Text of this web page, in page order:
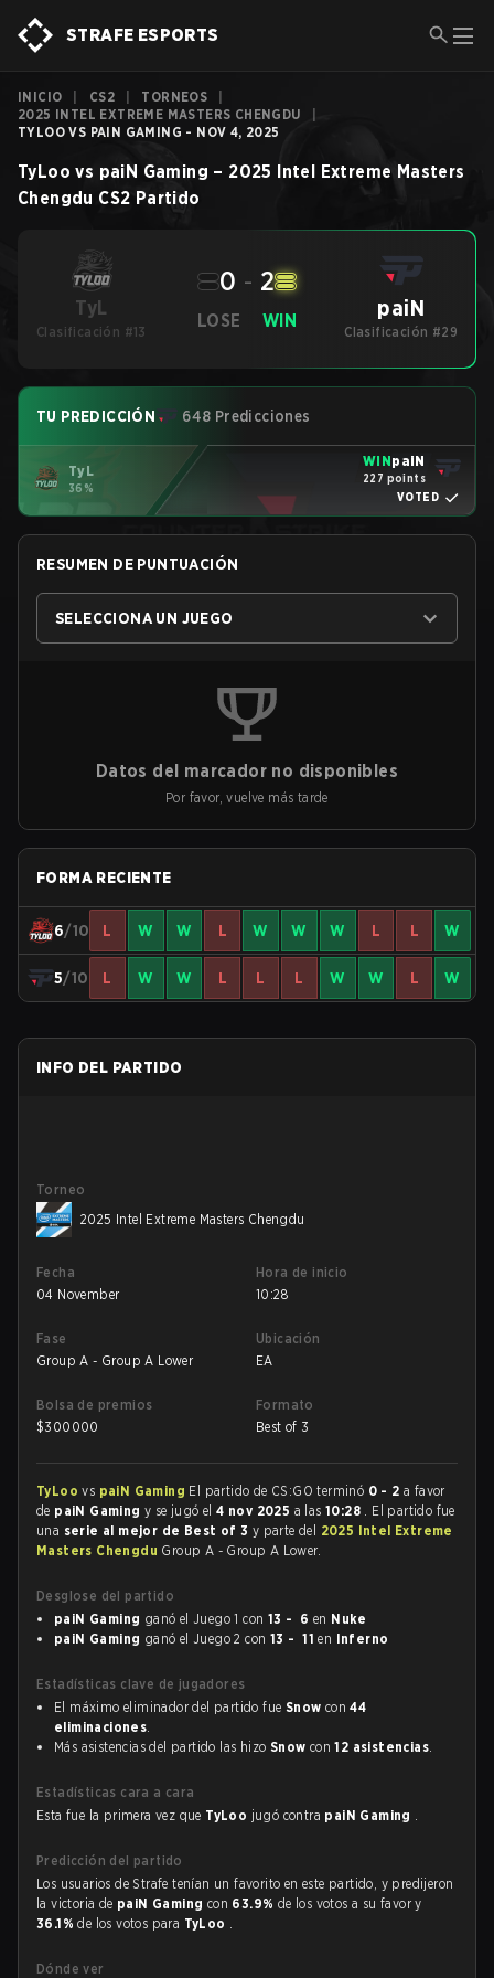
STRAFE ESPORTS
INICIO CS2 TORNEOS
2025 INTEL EXTREME MASTERS CHENGDU
TYLOO VS PAIN GAMING - NOV 4, 2025
TyLoo vs paiN Gaming – 2025 Intel Extreme Masters
Chengdu CS2 Partido
TyL
Clasificación #13
LOSE
0 - 2
WIN paiN
Clasificación #29
TU PREDICCIÓN 648 Predicciones
TyL
36%
WINpaiN
227 points
VOTED
RESUMEN DE PUNTUACIÓN
SELECCIONA UN JUEGO
Datos del marcador no disponibles
Por favor, vuelve más tarde
FORMA RECIENTE
6/10 L W W L W W W L L W
5/10 L W W L L L W W L W
INFO DEL PARTIDO
Torneo
2025 Intel Extreme Masters Chengdu
Fecha
04 November
Hora de inicio
10:28
Fase
Group A - Group A Lower
Ubicación
EA
Bolsa de premios
$300000
Formato
Best of 3
TyLoovs paiN Gaming El partido de CS:GO terminó 0 - 2 a favor
de paiN Gamingy se jugó el4 nov 2025 a las10:28 . El partido fue
una serie al mejor de Best of 3 y parte del 2025 Intel Extreme
Masters Chengdu Group A - Group A Lower.
Desglose del partido
paiN Gaming ganó el Juego 1 con 13 - 6 en Nuke
paiN Gaming ganó el Juego 2 con 13 - 11 en Inferno
Estadísticas clave de jugadores
El máximo eliminador del partido fue Snow con44
eliminaciones.
Más asistencias del partido las hizo Snow con12 asistencias.
Estadísticas cara a cara
Esta fue la primera vez que TyLoo jugó contra paiN Gaming .
Predicción del partido
Los usuarios de Strafe tenían un favorito en este partido, y predijeron
la victoria de paiN Gaming con 63.9% de los votos a su favor y
36.1%de los votos para TyLoo .
Dónde ver